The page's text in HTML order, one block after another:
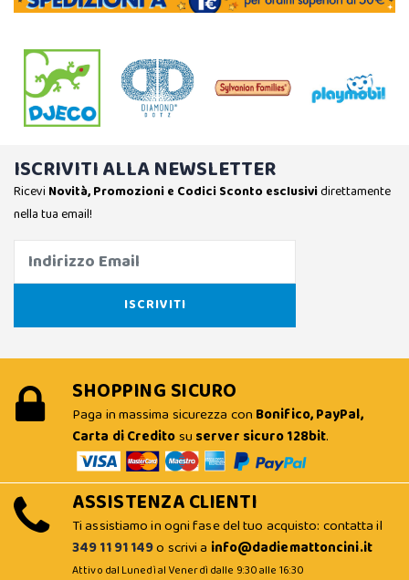
ISCRIVITI ALLA NEWSLETTER
Ricevi Novità, Promozioni e Codici Sconto esclusividirettamente
nella tua email!
SHOPPING SICURO
Paga in massima sicurezza con Bonifico, PayPal,
Carta di Creditosu server sicuro 128bit.
ASSISTENZA CLIENTI
Ti assistiamo in ogni fase del tuo acquisto: contatta il
349 11 91 149o scrivi a info@dadiemattoncini.it
Attivo dal Lunedì al Venerdì dalle 9:30 alle 16:30